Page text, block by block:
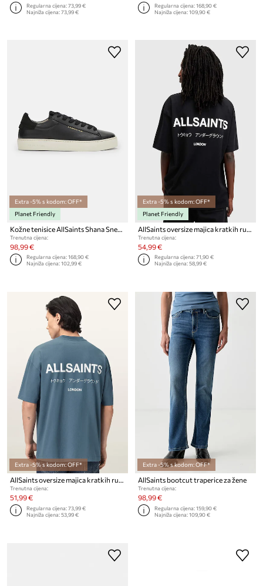
Regularna cijena:73,99 €
Najniža cijena:73,99 €
Regularna cijena:168,90 €
Najniža cijena:109,90 €
Extra -5% s kodom: OFF*
Planet Friendly
Kožne tenisice AllSaints Shana Sneaker
Trenutna cijena:
98,99 €
Regularna cijena:168,90 €
Najniža cijena:102,99 €
Extra -5% s kodom: OFF*
Planet Friendly
AllSaints oversize majica kratkih rukava za muškarce od pamuka
Trenutna cijena:
54,99 €
Regularna cijena:71,90 €
Najniža cijena:58,99 €
Extra -5% s kodom: OFF*
AllSaints oversize majica kratkih rukava za muškarce od pamuka MINA
Trenutna cijena:
51,99 €
Regularna cijena:73,99 €
Najniža cijena:53,99 €
Extra -5% s kodom: OFF*
AllSaints bootcut traperice za žene
Trenutna cijena:
98,99 €
Regularna cijena:159,90 €
Najniža cijena:109,90 €